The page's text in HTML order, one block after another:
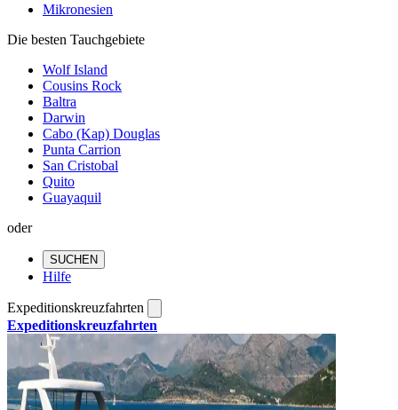
Mikronesien
Die besten Tauchgebiete
Wolf Island
Cousins Rock
Baltra
Darwin
Cabo (Kap) Douglas
Punta Carrion
San Cristobal
Quito
Guayaquil
oder
SUCHEN
Hilfe
Expeditionskreuzfahrten
Expeditionskreuzfahrten